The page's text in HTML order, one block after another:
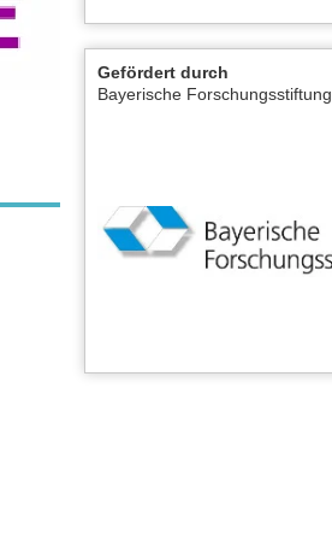
Gefördert durch
Bayerische Forschungsstiftung